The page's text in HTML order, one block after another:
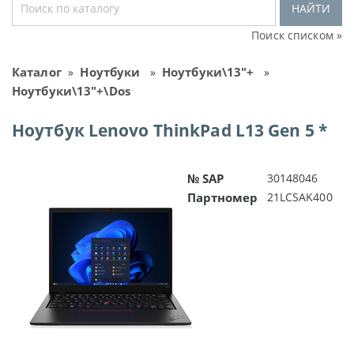
НАЙТИ
Поиск списком »
Каталог» Ноутбуки » Ноутбуки\13"+ »
Ноутбуки\13"+\Dos
Ноутбук Lenovo ThinkPad L13 Gen 5 *
№ SAP 30148046
Партномер 21LCSAK400